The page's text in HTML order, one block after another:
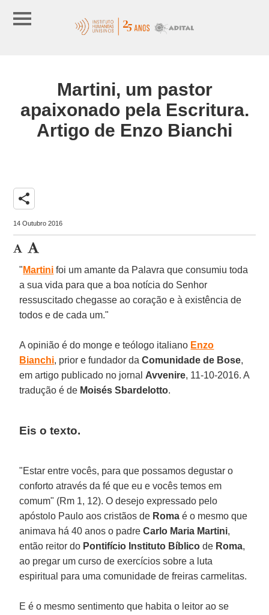
Martini, um pastor
apaixonado pela Escritura.
Artigo de Enzo Bianchi
share
14 Outubro 2016
" Martini foi um amante da Palavra que consumiu toda
a sua vida para que a boa notícia do Senhor
ressuscitado chegasse ao coração e à existência de
todos e de cada um."
A opinião é do monge e teólogo italiano Enzo
Bianchi, prior e fundador daComunidade de Bose,
em artigo publicado no jornal Avvenire, 11-10-2016. A
tradução é de Moisés Sbardelotto.
Eis o texto.
"Estar entre vocês, para que possamos degustar o
conforto através da fé que eu e vocês temos em
comum" (Rm 1, 12). O desejo expressado pelo
apóstolo Paulo aos cristãos de Roma é o mesmo que
animava há 40 anos o padreCarlo Maria Martini,
então reitor do Pontifício Instituto Bíblico de Roma,
ao pregar um curso de exercícios sobre a luta
espiritual para uma comunidade de freiras carmelitas.
E é o mesmo sentimento que habita o leitor ao se